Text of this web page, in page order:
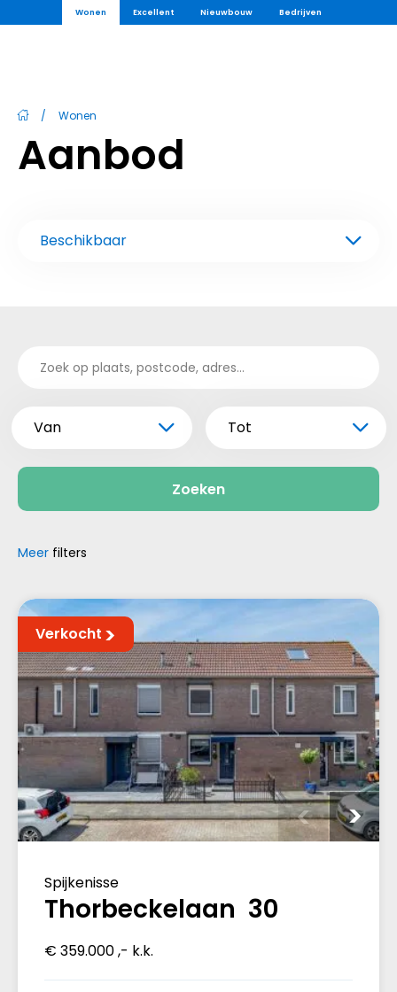
Wonen Excellent Nieuwbouw Bedrijven
/ Wonen
Aanbod
Beschikbaar
Van Tot
Zoeken
Meer filters
Verkocht
Spijkenisse
Thorbeckelaan 30
€ 359.000 ,- k.k.